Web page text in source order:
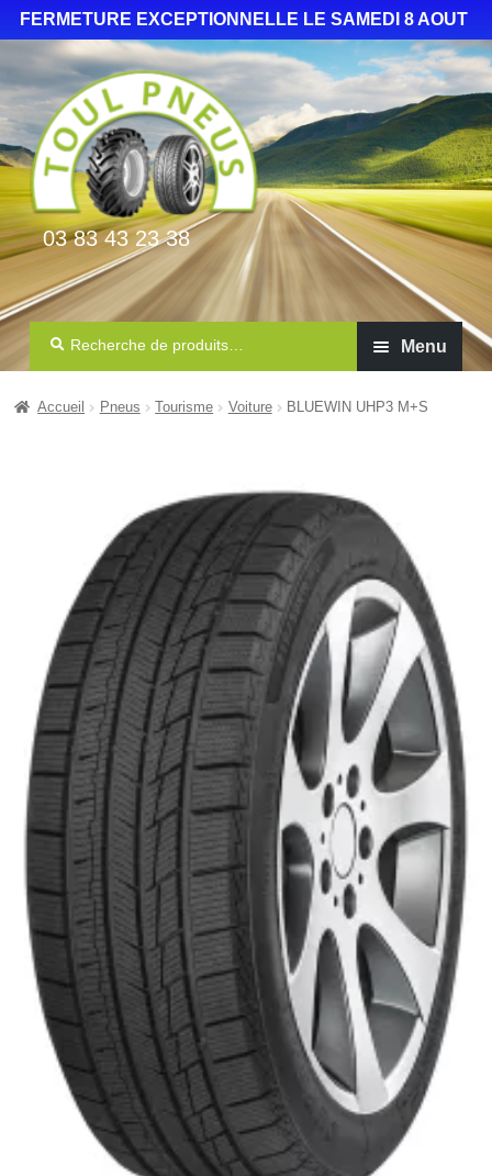
FERMETURE EXCEPTIONNELLE LE SAMEDI 8 AOUT
03 83 43 23 38
Recherche
Menu
Gardiennage
Mécanique rapide
Contact
Accueil Pneus Tourisme Voiture BLUEWIN UHP3 M+S